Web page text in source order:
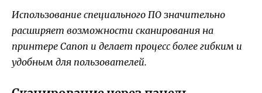
Использование специального ПО значительно
расширяет возможности сканирования на
принтере Canon и делает процесс более гибким и
удобным для пользователей.